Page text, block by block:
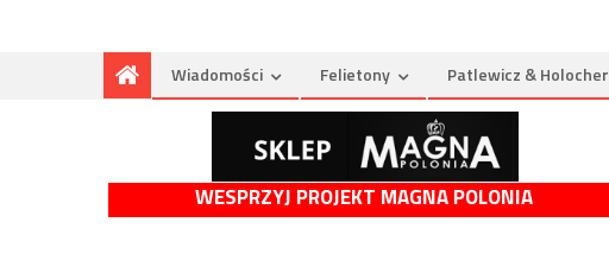
Wiadomości Felietony Patlewicz & Holocher
WESPRZYJ PROJEKT MAGNA POLONIA